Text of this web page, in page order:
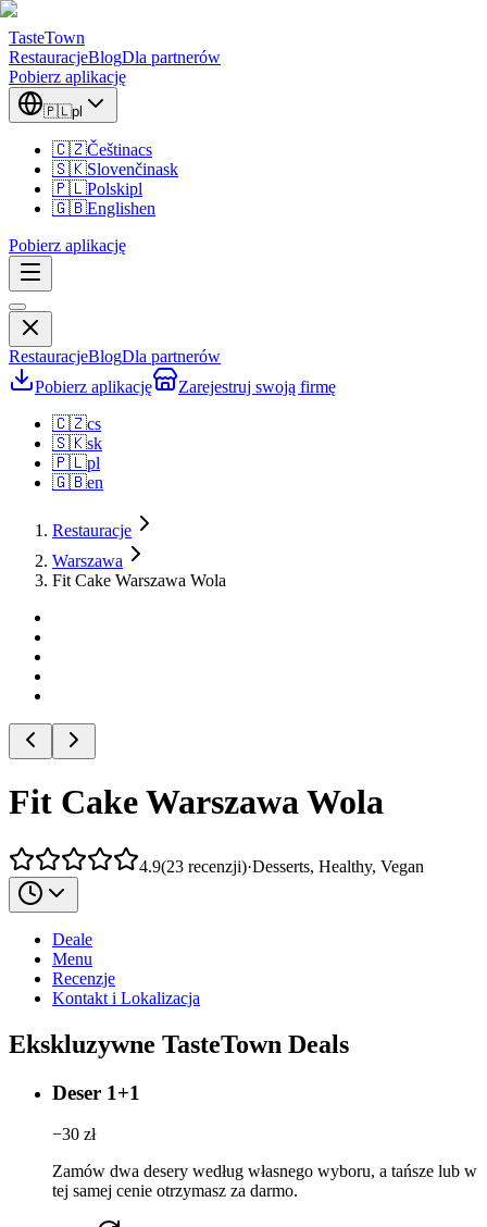
TasteTown
RestauracjeBlogDla partnerów
Pobierz aplikację
🇵🇱pl
🇨🇿Češtinacs
🇸🇰Slovenčinask
🇵🇱Polskipl
🇬🇧Englishen
Pobierz aplikację
RestauracjeBlogDla partnerów
Pobierz aplikację
Zarejestruj swoją firmę
🇨🇿cs
🇸🇰sk
🇵🇱pl
🇬🇧en
Restauracje
Warszawa
Fit Cake Warszawa Wola
Fit Cake Warszawa Wola
4.9(23 recenzji)·Desserts, Healthy, Vegan
Deale
Menu
Recenzje
Kontakt i Lokalizacja
Ekskluzywne TasteTown Deals
Deser 1+1
−30 zł
Zamów dwa desery według własnego wyboru, a tańsze lub w
tej samej cenie otrzymasz za darmo.